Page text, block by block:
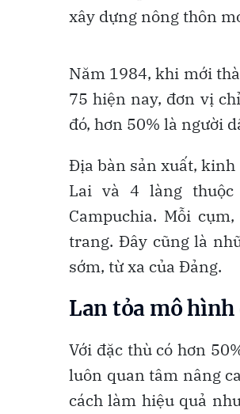
xây dựng nông thôn
Năm 1984, khi mới
75 hiện nay, đơn vị
đó, hơn 50% là người
Địa bàn sản xuất,
Lai và 4 làng thuộc
Campuchia. Mỗi
trang. Đây cũng là
sớm, từ xa của Đảng.
Lan tỏa mô hình
Với đặc thù có hơn
luôn quan tâm nâng
cách làm hiệu quả